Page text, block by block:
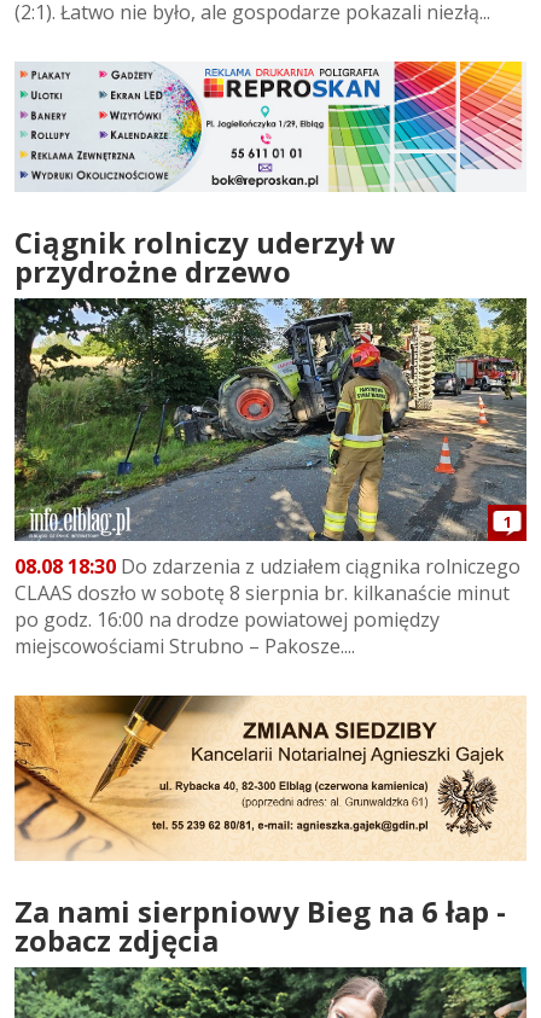
(2:1). Łatwo nie było, ale gospodarze pokazali niezłą...
Ciągnik rolniczy uderzył w
przydrożne drzewo
1
08.08 18:30 Do zdarzenia z udziałem ciągnika rolniczego
CLAAS doszło w sobotę 8 sierpnia br. kilkanaście minut
po godz. 16:00 na drodze powiatowej pomiędzy
miejscowościami Strubno – Pakosze....
Za nami sierpniowy Bieg na 6 łap -
zobacz zdjęcia